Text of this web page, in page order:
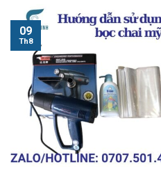
09
Th8